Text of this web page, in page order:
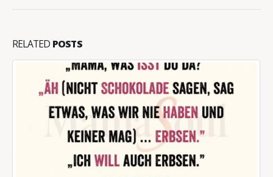
RELATED POSTS